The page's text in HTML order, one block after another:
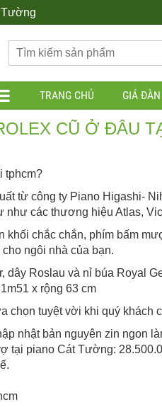
TRANG CHỦ GIÁ
CŨ Ở ĐÂU
tphcm?
từ công ty Piano Higashi-
các thương hiệu Atlas,
khối chắc chắn, phím bấm
ngôi nhà của bạn.
dây Roslau và nỉ búa Royal
x rộng 63 cm
chọn tuyệt vời khi quý khách
nhật bản nguyên zin ngon
tại piano Cát Tường: